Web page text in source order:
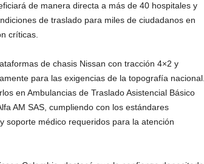
de manera directa a más de 40 hospitales y
de traslado para miles de ciudadanos en
críticas.
de chasis Nissan con tracción 4×2 y
para las exigencias de la topografía nacional.
en Ambulancias de Traslado Asistencial Básico
AM SAS, cumpliendo con los estándares
soporte médico requeridos para la atención